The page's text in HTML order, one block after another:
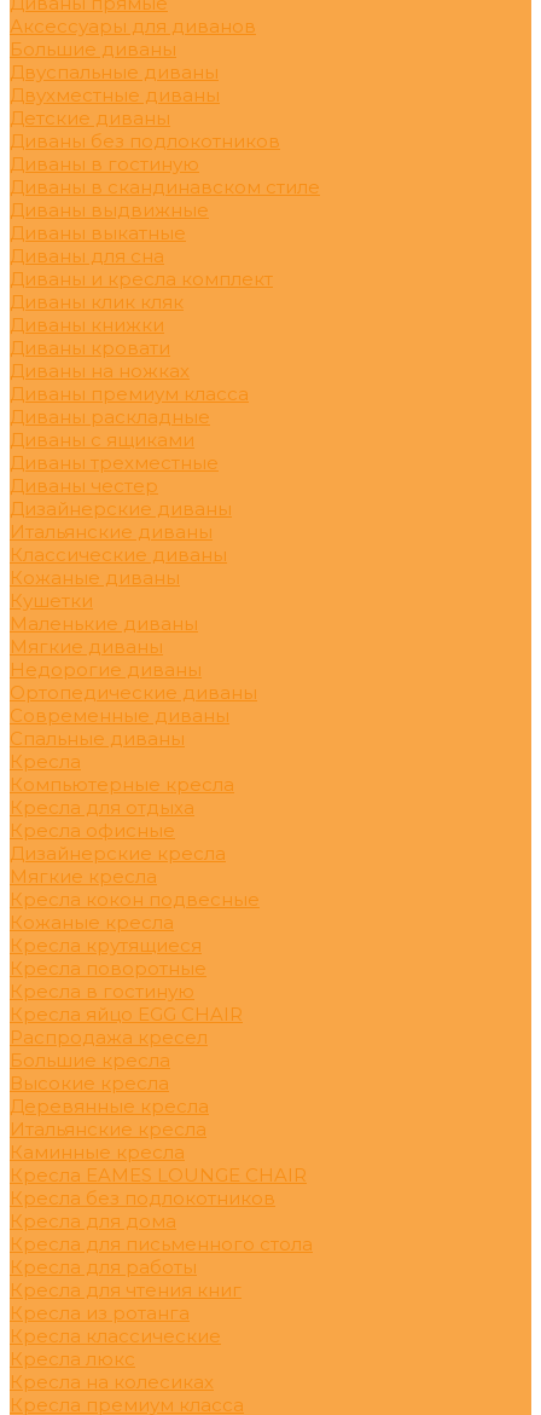
Аксессуары для диванов
Большие диваны
Двуспальные диваны
Двухместные диваны
Детские диваны
Диваны без подлокотников
Диваны в гостиную
Диваны в скандинавском стиле
Диваны выдвижные
Диваны выкатные
Диваны для сна
Диваны и кресла комплект
Диваны клик кляк
Диваны книжки
Диваны кровати
Диваны на ножках
Диваны премиум класса
Диваны раскладные
Диваны с ящиками
Диваны трехместные
Диваны честер
Дизайнерские диваны
Итальянские диваны
Классические диваны
Кожаные диваны
Кушетки
Маленькие диваны
Мягкие диваны
Недорогие диваны
Ортопедические диваны
Современные диваны
Спальные диваны
Кресла
Компьютерные кресла
Кресла для отдыха
Кресла офисные
Дизайнерские кресла
Мягкие кресла
Кресла кокон подвесные
Кожаные кресла
Кресла крутящиеся
Кресла поворотные
Кресла в гостиную
Кресла яйцо EGG CHAIR
Распродажа кресел
Большие кресла
Высокие кресла
Деревянные кресла
Итальянские кресла
Каминные кресла
Кресла EAMES LOUNGE CHAIR
Кресла без подлокотников
Кресла для дома
Кресла для письменного стола
Кресла для работы
Кресла для чтения книг
Кресла из ротанга
Кресла классические
Кресла люкс
Кресла на колесиках
Кресла премиум класса